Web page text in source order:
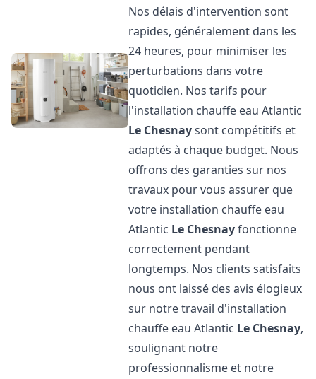
Nos délais d'intervention sont
rapides, généralement dans les
24 heures, pour minimiser les
perturbations dans votre
quotidien. Nos tarifs pour
l'installation chauffe eau Atlantic
Le Chesnaysont compétitifs et
adaptés à chaque budget. Nous
offrons des garanties sur nos
travaux pour vous assurer que
votre installation chauffe eau
Atlantic Le Chesnayfonctionne
correctement pendant
longtemps. Nos clients satisfaits
nous ont laissé des avis élogieux
sur notre travail d'installation
chauffe eau Atlantic Le Chesnay,
soulignant notre
professionnalisme et notre